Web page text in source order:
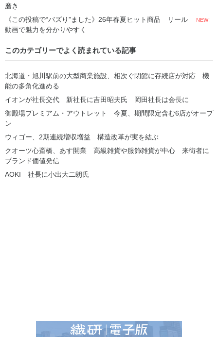
磨き
《この投稿で“バズり”ました》26年春夏ヒット商品 リール
動画で魅力を分かりやすく
NEW!
このカテゴリーでよく読まれている記事
北海道・旭川駅前の大型商業施設、相次ぐ閉館に存続店が対応 機
能の多角化進める
イオンが社長交代 新社長に吉田昭夫氏 岡田社長は会長に
御殿場プレミアム・アウトレット 今夏、期間限定含む6店がオープ
ン
ウィゴー、2期連続増収増益 構造改革が実を結ぶ
クオーツ心斎橋、あす開業 高級雑貨や服飾雑貨が中心 来街者に
ブランド価値発信
AOKI 社長に小出大二朗氏